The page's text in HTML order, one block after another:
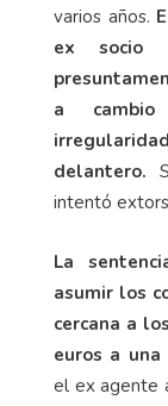
varios años.
ex socio
a
delantero.
intentó
La
asumir los
cercana a
euros a una
el ex agente